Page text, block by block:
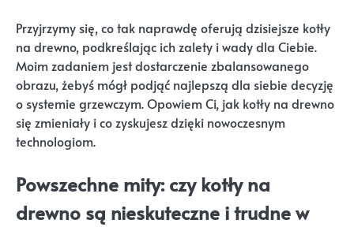
Przyjrzymy się, co tak naprawdę oferują dzisiejsze kotły
na drewno, podkreślając ich zalety i wady dla Ciebie.
Moim zadaniem jest dostarczenie zbalansowanego
obrazu, żebyś mógł podjąć najlepszą dla siebie decyzję
o systemie grzewczym. Opowiem Ci, jak kotły na drewno
się zmieniały i co zyskujesz dzięki nowoczesnym
technologiom.
Powszechne mity: czy kotły na
drewno są nieskuteczne i trudne w